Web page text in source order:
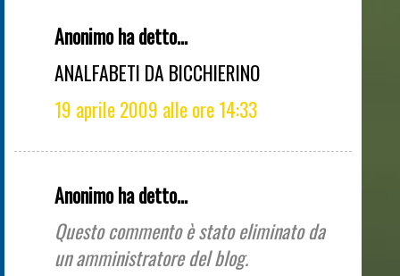
Anonimo ha detto...
ANALFABETI DA BICCHIERINO
19 aprile 2009 alle ore 14:33
Anonimo ha detto...
Questo commento è stato eliminato da
un amministratore del blog.